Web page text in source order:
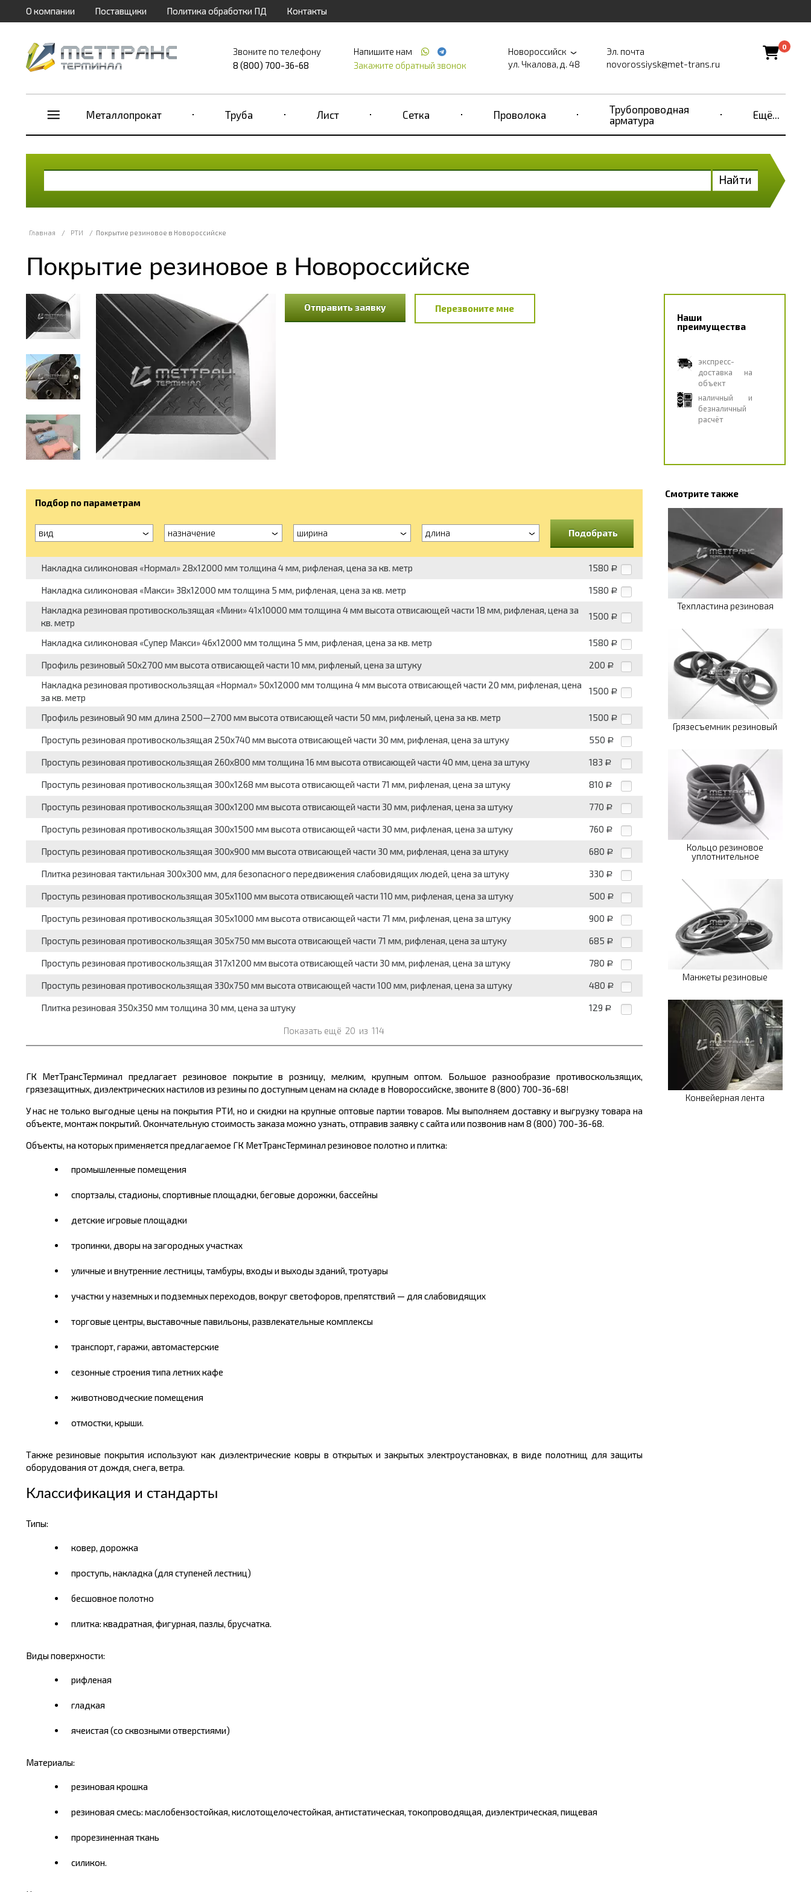
О компании Поставщики Политика обработки ПД Контакты
Звоните по телефону
8 (800) 700-36-68
Напишите нам
Закажите обратный звонок
Новороссийск
ул. Чкалова, д. 48
Эл. почта
novorossiysk@met-trans.ru
0
Металлопрокат Труба Лист Сетка Проволока
Трубопроводная
арматура
Ещё...
Найти
Главная / РТИ / Покрытие резиновое в Новороссийске
Покрытие резиновое в Новороссийске
Отправить заявку
Перезвоните мне
Наши
преимущества
экспресс-
доставка на
объект
наличный и
безналичный
расчёт
Подбор по параметрам
вид назначение ширина длина Подобрать
Накладка силиконовая «Нормал» 28x12000 мм толщина 4 мм, рифленая, цена за кв. метр 1580 Р
Накладка силиконовая «Макси» 38x12000 мм толщина 5 мм, рифленая, цена за кв. метр 1580 Р
Накладка резиновая противоскользящая «Мини» 41x10000 мм толщина 4 мм высота отвисающей части 18 мм, рифленая, цена за
кв. метр
1500 Р
Накладка силиконовая «Супер Макси» 46x12000 мм толщина 5 мм, рифленая, цена за кв. метр 1580 Р
Профиль резиновый 50x2700 мм высота отвисающей части 10 мм, рифленый, цена за штуку 200 Р
Накладка резиновая противоскользящая «Нормал» 50x12000 мм толщина 4 мм высота отвисающей части 20 мм, рифленая, цена
за кв. метр
1500 Р
Профиль резиновый 90 мм длина 2500—2700 мм высота отвисающей части 50 мм, рифленый, цена за кв. метр 1500 Р
Проступь резиновая противоскользящая 250x740 мм высота отвисающей части 30 мм, рифленая, цена за штуку 550 Р
Проступь резиновая противоскользящая 260x800 мм толщина 16 мм высота отвисающей части 40 мм, цена за штуку 183 Р
Проступь резиновая противоскользящая 300x1268 мм высота отвисающей части 71 мм, рифленая, цена за штуку 810 Р
Проступь резиновая противоскользящая 300x1200 мм высота отвисающей части 30 мм, рифленая, цена за штуку 770 Р
Проступь резиновая противоскользящая 300x1500 мм высота отвисающей части 30 мм, рифленая, цена за штуку 760 Р
Проступь резиновая противоскользящая 300x900 мм высота отвисающей части 30 мм, рифленая, цена за штуку 680 Р
Плитка резиновая тактильная 300x300 мм, для безопасного передвижения слабовидящих людей, цена за штуку 330 Р
Проступь резиновая противоскользящая 305x1100 мм высота отвисающей части 110 мм, рифленая, цена за штуку 500 Р
Проступь резиновая противоскользящая 305x1000 мм высота отвисающей части 71 мм, рифленая, цена за штуку 900 Р
Проступь резиновая противоскользящая 305x750 мм высота отвисающей части 71 мм, рифленая, цена за штуку 685 Р
Проступь резиновая противоскользящая 317x1200 мм высота отвисающей части 30 мм, рифленая, цена за штуку 780 Р
Проступь резиновая противоскользящая 330x750 мм высота отвисающей части 100 мм, рифленая, цена за штуку 480 Р
Плитка резиновая 350x350 мм толщина 30 мм, цена за штуку 129 Р
Показать ещё 20 из 114
ГК МетТрансТерминал предлагает резиновое покрытие в розницу, мелким, крупным оптом. Большое разнообразие противоскользящих,
грязезащитных, диэлектрических настилов из резины по доступным ценам на складе в Новороссийске, звоните 8 (800) 700-36-68!
У нас не только выгодные цены на покрытия РТИ, но и скидки на крупные оптовые партии товаров. Мы выполняем доставку и выгрузку товара на
объекте, монтаж покрытий. Окончательную стоимость заказа можно узнать, отправив заявку с сайта или позвонив нам 8 (800) 700-36-68.
Объекты, на которых применяется предлагаемое ГК МетТрансТерминал резиновое полотно и плитка:
промышленные помещения
спортзалы, стадионы, спортивные площадки, беговые дорожки, бассейны
детские игровые площадки
тропинки, дворы на загородных участках
уличные и внутренние лестницы, тамбуры, входы и выходы зданий, тротуары
участки у наземных и подземных переходов, вокруг светофоров, препятствий — для слабовидящих
торговые центры, выставочные павильоны, развлекательные комплексы
транспорт, гаражи, автомастерские
сезонные строения типа летних кафе
животноводческие помещения
отмостки, крыши.
Также резиновые покрытия используют как диэлектрические ковры в открытых и закрытых электроустановках, в виде полотнищ для защиты
оборудования от дождя, снега, ветра.
Классификация и стандарты
Типы:
ковер, дорожка
проступь, накладка (для ступеней лестниц)
бесшовное полотно
плитка: квадратная, фигурная, пазлы, брусчатка.
Виды поверхности:
рифленая
гладкая
ячеистая (со сквозными отверстиями)
Материалы:
резиновая крошка
резиновая смесь: маслобензостойкая, кислотощелочестойкая, антистатическая, токопроводящая, диэлектрическая, пищевая
прорезиненная ткань
силикон.
Смотрите также
Техпластина резиновая
Грязесъемник резиновый
Кольцо резиновое
уплотнительное
Манжеты резиновые
Конвейерная лента